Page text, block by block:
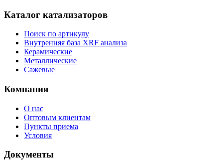
Каталог катализаторов
Поиск по артикулу
Внутренняя база XRF анализа
Керамические
Металлические
Сажевые
Компания
О нас
Оптовым клиентам
Пункты приема
Условия
Документы